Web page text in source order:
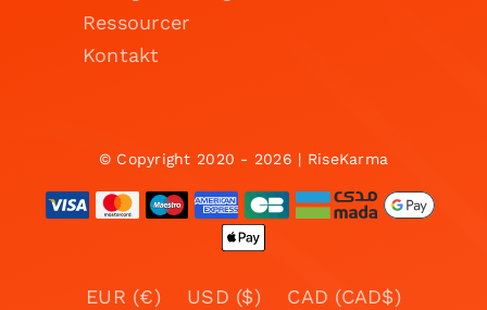
Ressourcer
Kontakt
© Copyright 2020 - 2026 | RiseKarma
EUR (€) USD ($)
CAD (CAD$)